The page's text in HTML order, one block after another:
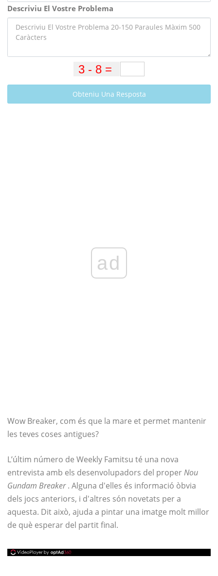
Descriviu El Vostre Problema
Obteniu Una Resposta
ad
Wow Breaker, com és que la mare et permet mantenir
les teves coses antigues?
L’últim número de Weekly Famitsu té una nova
entrevista amb els desenvolupadors del properNou
Gundam Breaker. Alguna d'elles és informació òbvia
dels jocs anteriors, i d'altres són novetats per a
aquesta. Dit això, ajuda a pintar una imatge molt millor
de què esperar del partit final.